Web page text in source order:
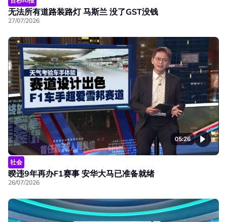
无法所有道路装路灯 马斯兰 没了GST没钱
27/07/2026
05:26
社会
暌违9年再办F1赛事 安华大马已准备就绪
26/07/2026